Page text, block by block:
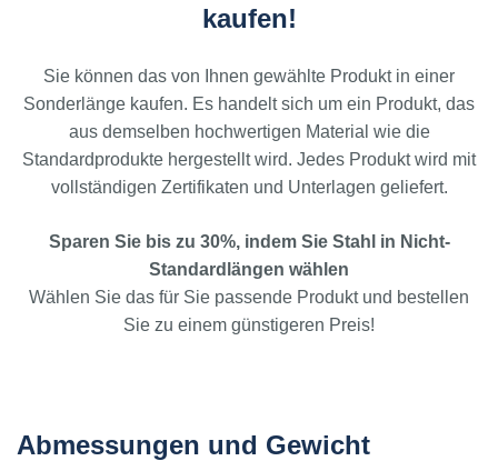
kaufen!
Sie können das von Ihnen gewählte Produkt in einer
Sonderlänge kaufen. Es handelt sich um ein Produkt, das
aus demselben hochwertigen Material wie die
Standardprodukte hergestellt wird. Jedes Produkt wird mit
vollständigen Zertifikaten und Unterlagen geliefert.
Sparen Sie bis zu 30%, indem Sie Stahl in Nicht-
Standardlängen wählen
Wählen Sie das für Sie passende Produkt und bestellen
Sie zu einem günstigeren Preis!
Abmessungen und Gewicht